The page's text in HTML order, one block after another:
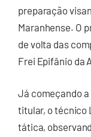
preparação
Maranhense. O
de volta das
Frei Epifânio da
Já começando
titular, o técnico
tática,